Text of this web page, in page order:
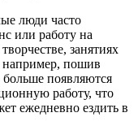
люди часто
или работу на
занятиях
например, пошив
появляются
работу, что
ежедневно ездить в